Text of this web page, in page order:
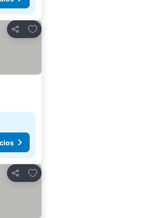
Compartir
Agregar a favoritos
Compartir
Agregar a favoritos